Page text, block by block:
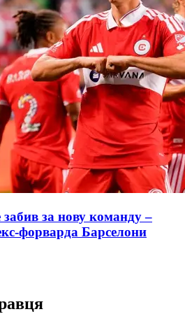
за нову команду –
форварда Барселони